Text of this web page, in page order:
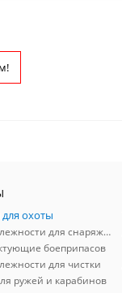
охоты
Принадлежности для снаряжения
боеприпасов
для чистки
ружей и карабинов